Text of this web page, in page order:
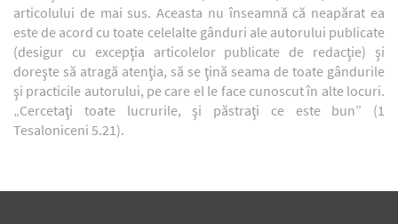
articolului de mai sus. Aceasta nu înseamnă că neapărat ea
este de acord cu toate celelalte gânduri ale autorului publicate
(desigur cu excepţia articolelor publicate de redacţie) şi
doreşte să atragă atenţia, să se ţină seama de toate gândurile
şi practicile autorului, pe care el le face cunoscut în alte locuri.
„Cercetaţi toate lucrurile, şi păstraţi ce este bun” (1
Tesaloniceni 5.21).